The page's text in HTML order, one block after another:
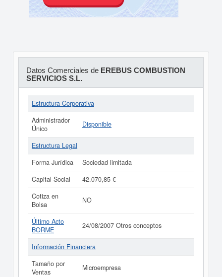
Datos Comerciales de EREBUS COMBUSTION
SERVICIOS S.L.
Estructura Corporativa
Administrador
Único
Disponible
Estructura Legal
Forma Jurídica
Sociedad limitada
Capital Social
42.070,85 €
Cotiza en
Bolsa
NO
Último Acto
BORME
24/08/2007 Otros conceptos
Información Financiera
Tamaño por
Ventas
Microempresa